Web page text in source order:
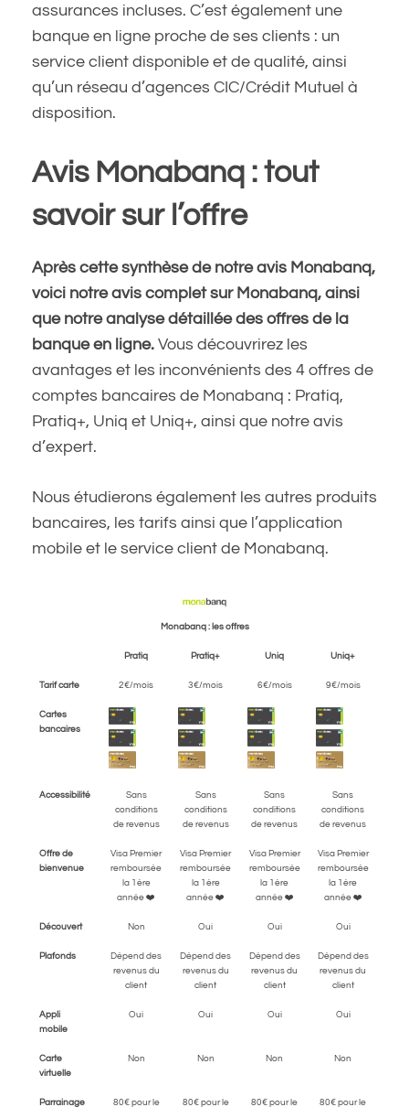
assurances incluses. C’est également une
banque en ligne proche de ses clients : un
service client disponible et de qualité, ainsi
qu’un réseau d’agences CIC/Crédit Mutuel à
disposition.
Avis Monabanq : tout
savoir sur l’offre
Après cette synthèse de notre avis Monabanq,
voici notre avis complet sur Monabanq, ainsi
que notre analyse détaillée des offres de la
banque en ligne. Vous découvrirez les
avantages et les inconvénients des 4 offres de
comptes bancaires de Monabanq : Pratiq,
Pratiq+, Uniq et Uniq+, ainsi que notre avis
d’expert.
Nous étudierons également les autres produits
bancaires, les tarifs ainsi que l’application
mobile et le service client de Monabanq.
Monabanq : les offres
Pratiq Pratiq+ Uniq Uniq+
Tarif carte 2€/mois 3€/mois 6€/mois 9€/mois
Cartes
bancaires
Accessibilité
Sans
conditions
de revenus
Sans
conditions
de revenus
Sans
conditions
de revenus
Sans
conditions
de revenus
Offre de
bienvenue
Visa Premier
remboursée
la 1ère
année ❤️
Visa Premier
remboursée
la 1ère
année ❤️
Visa Premier
remboursée
la 1ère
année ❤️
Visa Premier
remboursée
la 1ère
année ❤️
Découvert Non Oui Oui Oui
Plafonds
Dépend des
revenus du
client
Dépend des
revenus du
client
Dépend des
revenus du
client
Dépend des
revenus du
client
Appli
mobile
Oui Oui Oui Oui
Carte
virtuelle
Non Non Non Non
Parrainage 80€ pour le 80€ pour le 80€ pour le 80€ pour le